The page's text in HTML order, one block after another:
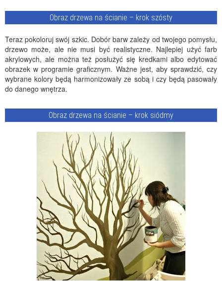
Obraz drzewa na ścianie – krok szósty
Teraz pokoloruj swój szkic. Dobór barw zależy od twojego pomysłu,
drzewo może, ale nie musi być realistyczne. Najlepiej użyć farb
akrylowych, ale można też posłużyć się kredkami albo edytować
obrazek w programie graficznym. Ważne jest, aby sprawdzić, czy
wybrane kolory będą harmonizowały ze sobą i czy będą pasowały
do danego wnętrza.
Obraz drzewa na ścianie – krok siódmy